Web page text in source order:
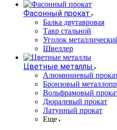
Фасонный прокат
Балка двутавровая
Тавр стальной
Уголок
Швеллер
Цветные металлы
Алюминиевый
Бронзовый
Вольфрамовый
Дюралевый прокат
Латунный прокат
Еще